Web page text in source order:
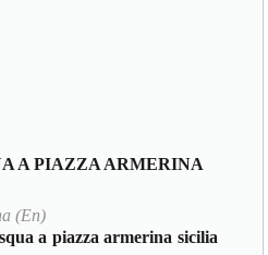
A PIAZZA ARMERINA
(En)
a piazza armerina sicilia